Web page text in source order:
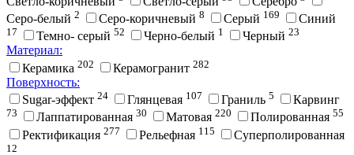
Серо-белый 2 Серо-коричневый 8 Серый 169 Синий
17 Темно- серый 52 Черно-белый 1 Черный 23
Материал:
Керамика 202 Керамогранит 282
Поверхность:
Sugar-эффект 24 Глянцевая 107 Граниль 5 Карвинг
73 Лаппатированная 30 Матовая 220 Полированная 55
Ректификация 277 Рельефная 115 Суперполированная
12